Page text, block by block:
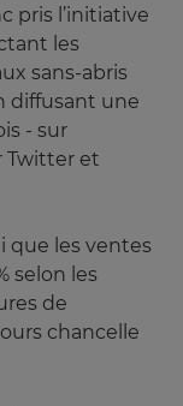
pris l’initiative
les
sans-abris
diffusant une
- sur
Twitter et
que les ventes
selon les
de
chancelle